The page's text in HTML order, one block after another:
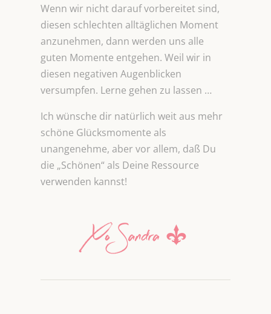
Wenn wir nicht darauf vorbereitet sind,
diesen schlechten alltäglichen Moment
anzunehmen, dann werden uns alle
guten Momente entgehen. Weil wir in
diesen negativen Augenblicken
versumpfen. Lerne gehen zu lassen …
Ich wünsche dir natürlich weit aus mehr
schöne Glücksmomente als
unangenehme, aber vor allem, daß Du
die „Schönen“ als Deine Ressource
verwenden kannst!